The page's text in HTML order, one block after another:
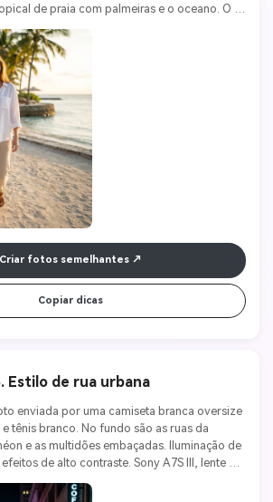
de praia com palmeiras e o oceano. O
férias, estilo natural.
Criar fotos semelhantes
Copiar dicas
Estilo de rua urbana
enviada por uma camiseta branca oversize
tênis branco. No fundo são as ruas da
e as multidões embaçadas. Iluminação de
de alto contraste. Sony A7S III, lente